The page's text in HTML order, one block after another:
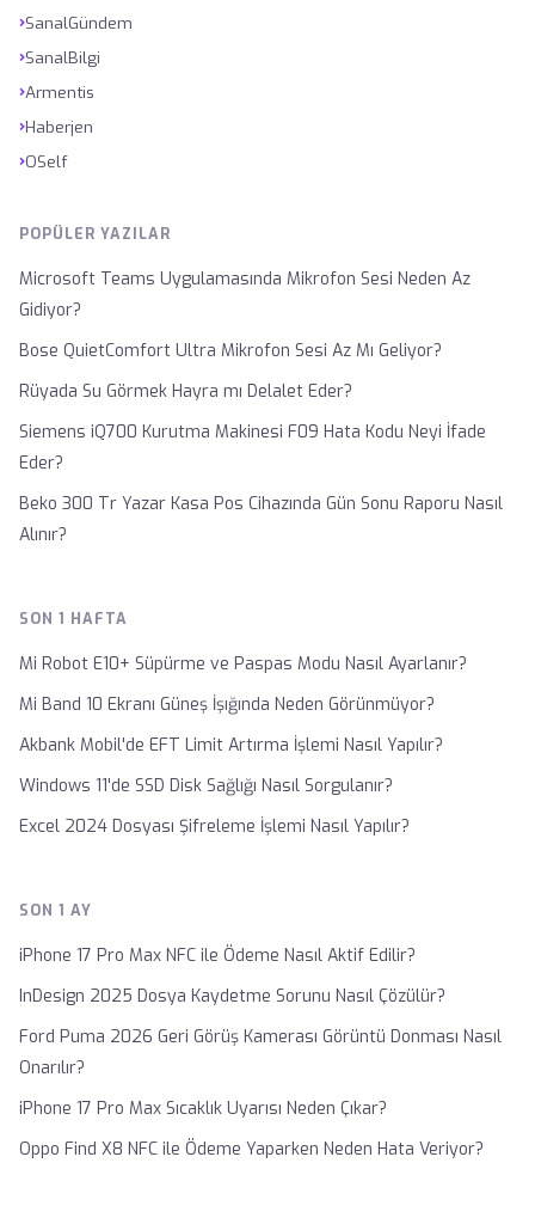
›SanalGündem
›SanalBilgi
›Armentis
›Haberjen
›OSelf
POPÜLER YAZILAR
Microsoft Teams Uygulamasında Mikrofon Sesi Neden Az
Gidiyor?
Bose QuietComfort Ultra Mikrofon Sesi Az Mı Geliyor?
Rüyada Su Görmek Hayra mı Delalet Eder?
Siemens iQ700 Kurutma Makinesi F09 Hata Kodu Neyi İfade
Eder?
Beko 300 Tr Yazar Kasa Pos Cihazında Gün Sonu Raporu Nasıl
Alınır?
SON 1 HAFTA
Mi Robot E10+ Süpürme ve Paspas Modu Nasıl Ayarlanır?
Mi Band 10 Ekranı Güneş İşığında Neden Görünmüyor?
Akbank Mobil'de EFT Limit Artırma İşlemi Nasıl Yapılır?
Windows 11'de SSD Disk Sağlığı Nasıl Sorgulanır?
Excel 2024 Dosyası Şifreleme İşlemi Nasıl Yapılır?
SON 1 AY
iPhone 17 Pro Max NFC ile Ödeme Nasıl Aktif Edilir?
InDesign 2025 Dosya Kaydetme Sorunu Nasıl Çözülür?
Ford Puma 2026 Geri Görüş Kamerası Görüntü Donması Nasıl
Onarılır?
iPhone 17 Pro Max Sıcaklık Uyarısı Neden Çıkar?
Oppo Find X8 NFC ile Ödeme Yaparken Neden Hata Veriyor?